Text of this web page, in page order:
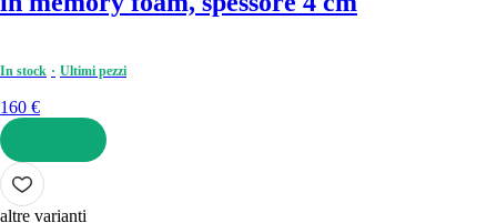
In stock Ultimi pezzi
160 €
AGGIUNGI
altre varianti